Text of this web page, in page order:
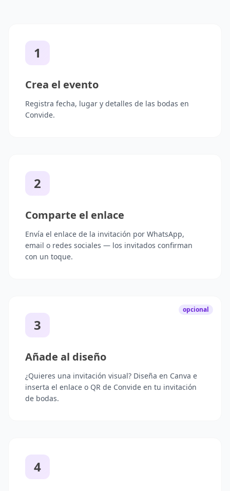
1
Crea el evento
Registra fecha, lugar y detalles de las bodas en
Convide.
2
Comparte el enlace
Envía el enlace de la invitación por WhatsApp,
email o redes sociales — los invitados confirman
con un toque.
opcional
3
Añade al diseño
¿Quieres una invitación visual? Diseña en Canva e
inserta el enlace o QR de Convide en tu invitación
de bodas.
4